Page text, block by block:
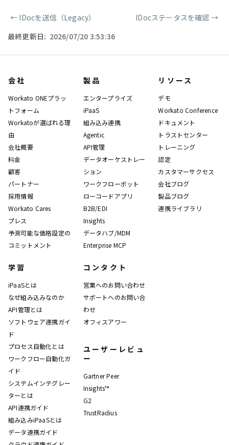
ページャー
← IDocを送信（Legacy） IDocステータスを確認 →
最終更新日: 2026/07/20 3:53:36
会社
Workato ONEプラッ
トフォーム
Workatoが選ばれる理
由
会社概要
料金
顧客
パートナー
採用情報
Workato Cares
プレス
予測可能な価格設定の
コミットメント
製品
エンタープライズ
iPaaS
組み込み連携
Agentic
API管理
データオーケストレー
ション
ワークフローボット
ローコードアプリ
B2B/EDI
Insights
データハブ/MDM
Enterprise MCP
リソース
デモ
Workato Conference
ドキュメント
トラストセンター
トレーニング
認定
カスタマーサクセス
会社ブログ
製品ブログ
連携ライブラリ
学習
iPaaSとは
なぜ組み込みなのか
API管理とは
ソフトウェア連携ガイ
ド
プロセス自動化とは
ワークフロー自動化ガ
イド
システムインテグレー
ターとは
API連携ガイド
組み込みiPaaSとは
データ連携ガイド
コンタクト
営業へのお問い合わせ
サポートへのお問い合
わせ
オフィスアワー
ユーザーレビュ
ー
Gartner Peer
Insights™
G2
TrustRadius